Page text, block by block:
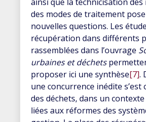
des modes de traitement
nouvelles questions. Les
récupération dans différents
rassemblées dans l’ouvrage
urbaines et déchets
proposer ici une synthèse[7].
une concurrence inédite
des déchets, dans un
liées aux réformes des